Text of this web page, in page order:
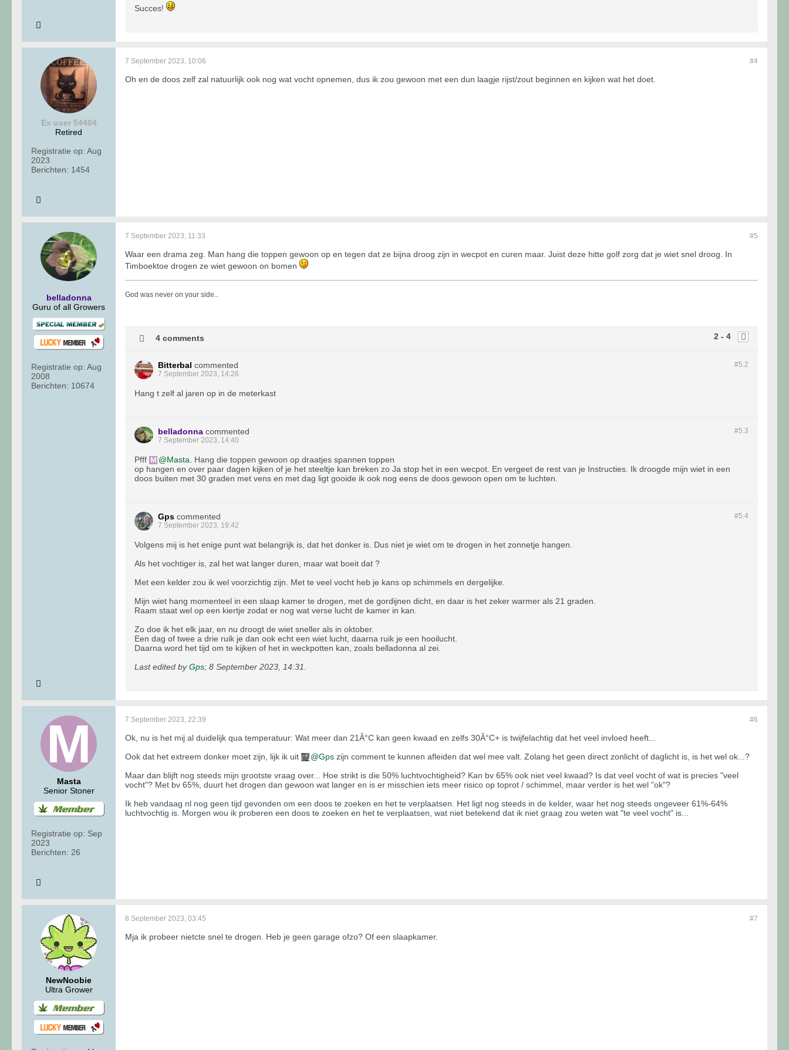
Succes!
Ex user 54404
Retired
Registratie op: Aug
2023
Berichten: 1454
#4
7 September 2023, 10:06
Oh en de doos zelf zal natuurlijk ook nog wat vocht opnemen, dus ik zou gewoon met een dun laagje rijst/zout beginnen en kijken wat het doet.
belladonna
Guru of all Growers
Registratie op: Aug
2008
Berichten: 10674
#5
7 September 2023, 11:33
Waar een drama zeg. Man hang die toppen gewoon op en tegen dat ze bijna droog zijn in wecpot en curen maar. Juist deze hitte golf zorg dat je wiet snel droog. In
Timboektoe drogen ze wiet gewoon on bomen
God was never on your side.
2 - 4
4 comments
#5. 2
Bitterbal commented
7 September 2023, 14:26
Hang t zelf al jaren op in de meterkast
#5. 3
belladonna commented
7 September 2023, 14:40
Pfff Masta . Hang die toppen gewoon op draatjes spannen toppen
op hangen en over paar dagen kijken of je het steeltje kan breken zo Ja stop het in een wecpot. En vergeet de rest van je Instructies. Ik droogde mijn wiet in een
doos buiten met 30 graden met vens en met dag ligt gooide ik ook nog eens de doos gewoon open om te luchten.
#5. 4
Gps commented
7 September 2023, 19:42
Volgens mij is het enige punt wat belangrijk is, dat het donker is. Dus niet je wiet om te drogen in het zonnetje hangen.
Als het vochtiger is, zal het wat langer duren, maar wat boeit dat ?
Met een kelder zou ik wel voorzichtig zijn. Met te veel vocht heb je kans op schimmels en dergelijke.
Mijn wiet hang momenteel in een slaap kamer te drogen, met de gordijnen dicht, en daar is het zeker warmer als 21 graden.
Raam staat wel op een kiertje zodat er nog wat verse lucht de kamer in kan.
Zo doe ik het elk jaar, en nu droogt de wiet sneller als in oktober.
Een dag of twee a drie ruik je dan ook echt een wiet lucht, daarna ruik je een hooilucht.
Daarna word het tijd om te kijken of het in weckpotten kan, zoals belladonna al zei.
Last edited byGps; 8 September 2023, 14:31
Masta
Senior Stoner
Registratie op: Sep
2023
Berichten: 26
#6
7 September 2023, 22:39
Ok, nu is het mij al duidelijk qua temperatuur: Wat meer dan 21Â°C kan geen kwaad en zelfs 30Â°C+ is twijfelachtig dat het veel invloed heeft...
Ook dat het extreem donker moet zijn, lijk ik uit
Gps zijn comment te kunnen afleiden dat wel mee valt. Zolang het geen direct zonlicht of daglicht is, is het wel ok...?
Maar dan blijft nog steeds mijn grootste vraag over... Hoe strikt is die 50% luchtvochtigheid? Kan bv 65% ook niet veel kwaad? Is dat veel vocht of wat is precies "veel
vocht"? Met bv 65%, duurt het drogen dan gewoon wat langer en is er misschien iets meer risico op toprot / schimmel, maar verder is het wel "ok"?
Ik heb vandaag nl nog geen tijd gevonden om een doos te zoeken en het te verplaatsen. Het ligt nog steeds in de kelder, waar het nog steeds ongeveer 61%-64%
luchtvochtig is. Morgen wou ik proberen een doos te zoeken en het te verplaatsen, wat niet betekend dat ik niet graag zou weten wat "te veel vocht" is...
NewNoobie
Ultra Grower
#7
8 September 2023, 03:45
Mja ik probeer nietcte snel te drogen. Heb je geen garage ofzo? Of een slaapkamer.